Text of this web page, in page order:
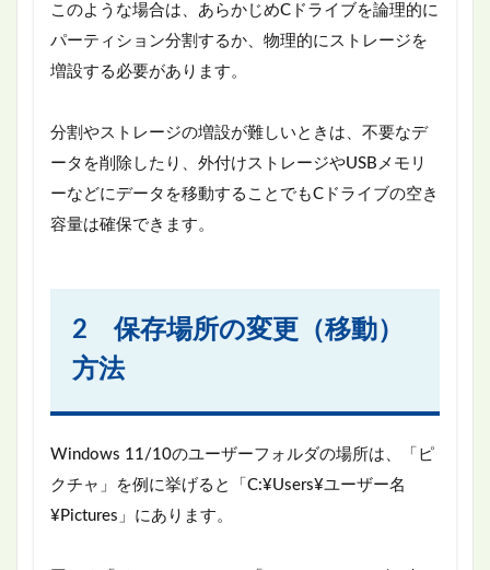
このような場合は、あらかじめCドライブを論理的に
パーティション分割するか、物理的にストレージを
増設する必要があります。
分割やストレージの増設が難しいときは、不要なデ
ータを削除したり、外付けストレージやUSBメモリ
ーなどにデータを移動することでもCドライブの空き
容量は確保できます。
2 保存場所の変更（移動）
方法
Windows 11/10のユーザーフォルダの場所は、「ピ
クチャ」を例に挙げると「C:¥Users¥ユーザー名
¥Pictures」にあります。